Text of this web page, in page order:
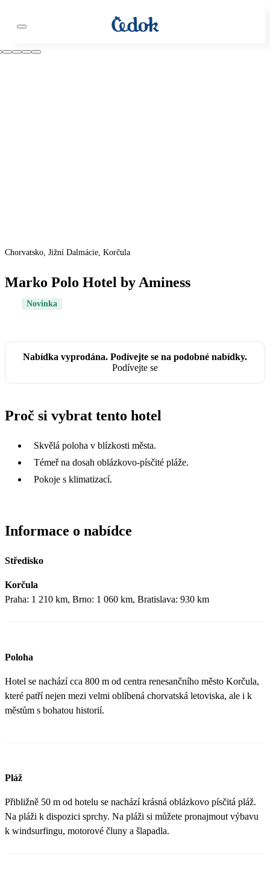
Chorvatsko, Jižní Dalmácie, Korčula
Marko Polo Hotel by Aminess
Novinka
Nabídka vyprodána. Podívejte se na podobné nabídky.
Podívejte se
Proč si vybrat tento hotel
Skvělá poloha v blízkosti města.
Témeř na dosah oblázkovo-písčité pláže.
Pokoje s klimatizací.
Informace o nabídce
Středisko
Korčula
Praha: 1 210 km, Brno: 1 060 km, Bratislava: 930 km
Poloha
Hotel se nachází cca 800 m od centra renesančního město Korčula,
které patří nejen mezi velmi oblíbená chorvatská letoviska, ale i k
městům s bohatou historií.
Pláž
Přibližně 50 m od hotelu se nachází krásná oblázkovo písčitá pláž.
Na pláži k dispozici sprchy. Na pláži si můžete pronajmout výbavu
k windsurfingu, motorové čluny a šlapadla.